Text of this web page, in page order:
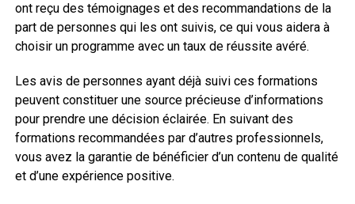
ont reçu des témoignages et des recommandations de la
part de personnes qui les ont suivis, ce qui vous aidera à
choisir un programme avec un taux de réussite avéré.
Les avis de personnes ayant déjà suivi ces formations
peuvent constituer une source précieuse d’informations
pour prendre une décision éclairée. En suivant des
formations recommandées par d’autres professionnels,
vous avez la garantie de bénéficier d’un contenu de qualité
et d’une expérience positive.